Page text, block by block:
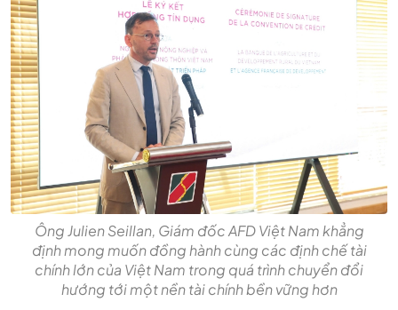
Ông Julien Seillan, Giám đốc AFD Việt Nam khẳng
định mong muốn đồng hành cùng các định chế tài
chính lớn của Việt Nam trong quá trình chuyển đổi
hướng tới một nền tài chính bền vững hơn